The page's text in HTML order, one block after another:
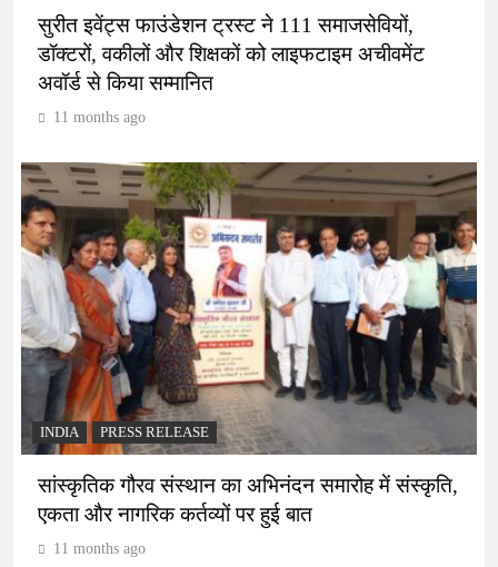
सुरीत इवेंट्स फाउंडेशन ट्रस्ट ने 111 समाजसेवियों,
डॉक्टरों, वकीलों और शिक्षकों को लाइफटाइम अचीवमेंट
अवॉर्ड से किया सम्मानित
11 months ago
INDIA PRESS RELEASE
सांस्कृतिक गौरव संस्थान का अभिनंदन समारोह में संस्कृति,
एकता और नागरिक कर्तव्यों पर हुई बात
11 months ago